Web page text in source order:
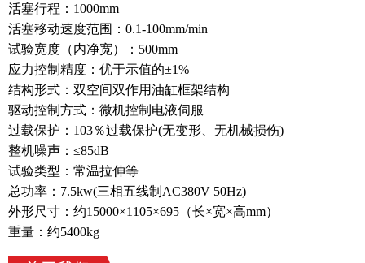
活塞行程：1000mm
活塞移动速度范围：0.1-100mm/min
试验宽度（内净宽）：500mm
应力控制精度：优于示值的±1%
结构形式：双空间双作用油缸框架结构
驱动控制方式：微机控制电液伺服
过载保护：103％过载保护(无变形、无机械损伤)
整机噪声：≤85dB
试验类型：常温拉伸等
总功率：7.5kw(三相五线制AC380V 50Hz)
外形尺寸：约15000×1105×695（长×宽×高mm）
重量：约5400kg